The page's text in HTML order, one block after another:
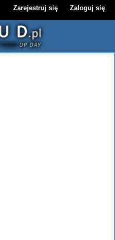
Zarejestruj się Zaloguj się